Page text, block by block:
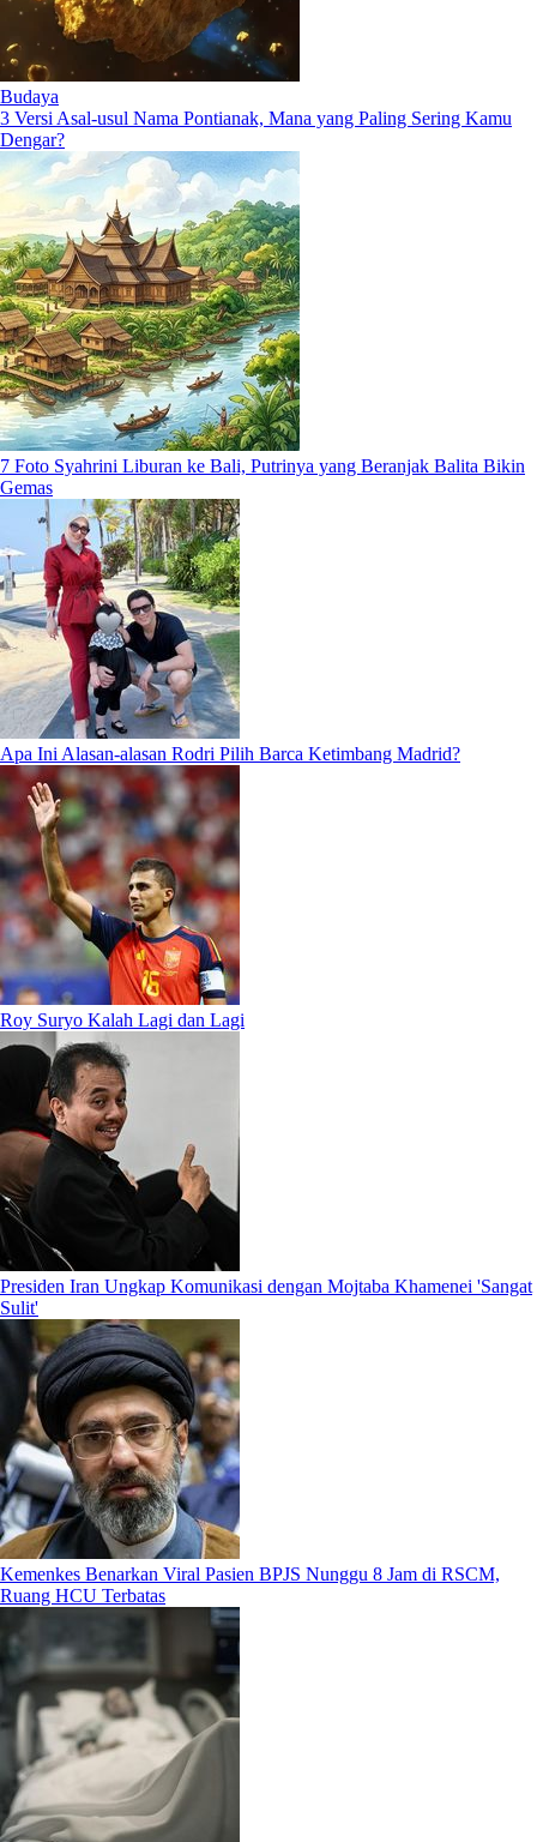
Budaya
3 Versi Asal-usul Nama Pontianak, Mana yang Paling Sering Kamu
Dengar?
7 Foto Syahrini Liburan ke Bali, Putrinya yang Beranjak Balita Bikin
Gemas
Apa Ini Alasan-alasan Rodri Pilih Barca Ketimbang Madrid?
Roy Suryo Kalah Lagi dan Lagi
Presiden Iran Ungkap Komunikasi dengan Mojtaba Khamenei 'Sangat
Sulit'
Kemenkes Benarkan Viral Pasien BPJS Nunggu 8 Jam di RSCM,
Ruang HCU Terbatas